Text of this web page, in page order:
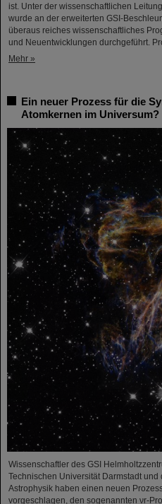
ist. Unter der wissenschaftlichen
wurde an der erweiterten GSI-
überaus reiches wissenschaftliches
und Neuentwicklungen durchgeführt.
Mehr »
Ein neuer Prozess für die
Atomkernen im Universum?
Wissenschaftler des GSI
Technischen Universität Darmstadt und
Astrophysik haben einen neuen
vorgeschlagen, den sogenannten νr-